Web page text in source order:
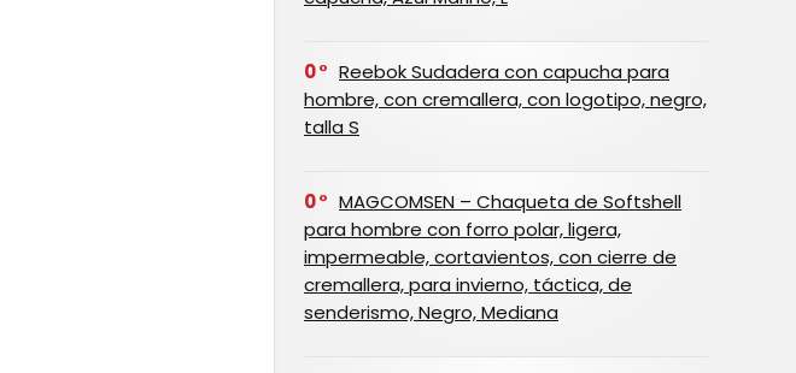
0
Reebok Sudadera con capucha para
hombre, con cremallera, con logotipo, negro,
talla S
0
MAGCOMSEN – Chaqueta de Softshell
para hombre con forro polar, ligera,
impermeable, cortavientos, con cierre de
cremallera, para invierno, táctica, de
senderismo, Negro, Mediana